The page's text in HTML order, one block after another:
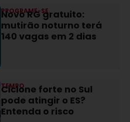
PROGRAME-SE
Novo RG gratuito:
mutirão noturno terá
140 vagas em 2 dias
TEMPO
Ciclone forte no Sul
pode atingir o ES?
Entenda o risco